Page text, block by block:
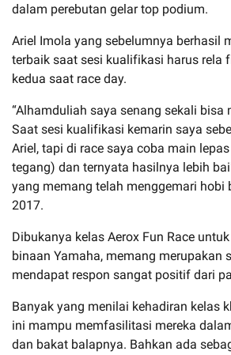
dalam perebutan gelar top podium.
Ariel Imola yang sebelumnya berhasil
terbaik saat sesi kualifikasi harus rela
kedua saat race day.
“Alhamduliah saya senang sekali bisa
Saat sesi kualifikasi kemarin saya
Ariel, tapi di race saya coba main
tegang) dan ternyata hasilnya lebih
yang memang telah menggemari hobi
2017.
Dibukanya kelas Aerox Fun Race
binaan Yamaha, memang merupakan
mendapat respon sangat positif dari
Banyak yang menilai kehadiran kelas
ini mampu memfasilitasi mereka
dan bakat balapnya. Bahkan ada